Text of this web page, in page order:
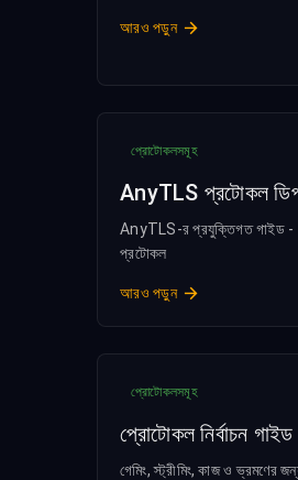
আরও পড়ুন
প্রোটোকলসমূহ
AnyTLS প্রটোকল
AnyTLS-র প্রযুক্তিগত গাইড -
প্রটোকল
আরও পড়ুন
প্রোটোকলসমূহ
প্রোটোকল নির্বাচন গাইড
গেমিং, স্ট্রীমিং, কাজ ও ভ্রমণের